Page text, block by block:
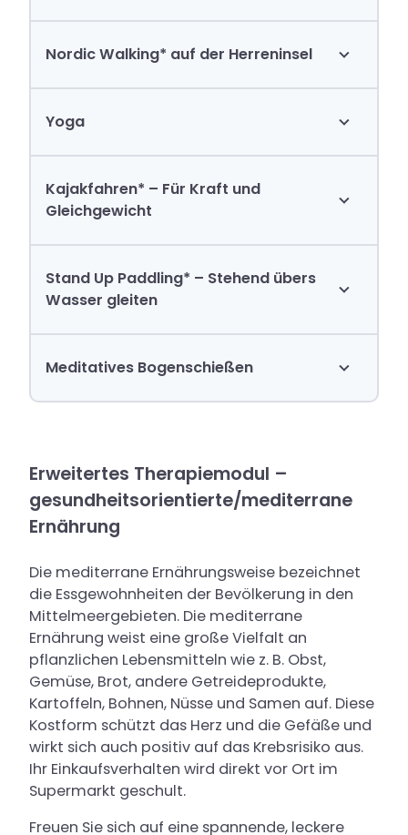
Nordic Walking* auf der Herreninsel
Yoga
Kajakfahren* – Für Kraft und
Gleichgewicht
Stand Up Paddling* – Stehend übers
Wasser gleiten
Meditatives Bogenschießen
Erweitertes Therapiemodul –
gesundheitsorientierte/mediterrane
Ernährung
Die mediterrane Ernährungsweise bezeichnet
die Essgewohnheiten der Bevölkerung in den
Mittelmeergebieten. Die mediterrane
Ernährung weist eine große Vielfalt an
pflanzlichen Lebensmitteln wie z. B. Obst,
Gemüse, Brot, andere Getreideprodukte,
Kartoffeln, Bohnen, Nüsse und Samen auf. Diese
Kostform schützt das Herz und die Gefäße und
wirkt sich auch positiv auf das Krebsrisiko aus.
Ihr Einkaufsverhalten wird direkt vor Ort im
Supermarkt geschult.
Freuen Sie sich auf eine spannende, leckere